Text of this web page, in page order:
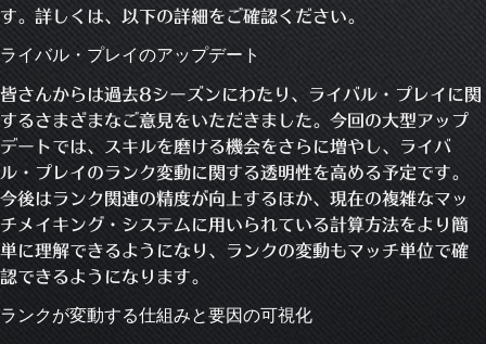
す。詳しくは、以下の詳細をご確認ください。
ライバル・プレイのアップデート
皆さんからは過去8シーズンにわたり、ライバル・プレイに関
するさまざまなご意見をいただきました。今回の大型アップ
デートでは、スキルを磨ける機会をさらに増やし、ライバ
ル・プレイのランク変動に関する透明性を高める予定です。
今後はランク関連の精度が向上するほか、現在の複雑なマッ
チメイキング・システムに用いられている計算方法をより簡
単に理解できるようになり、ランクの変動もマッチ単位で確
認できるようになります。
ランクが変動する仕組みと要因の可視化